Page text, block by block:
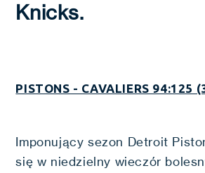
Knicks.
PISTONS - CAVALIERS 94:125
Imponujący sezon Detroit
się w niedzielny wieczór